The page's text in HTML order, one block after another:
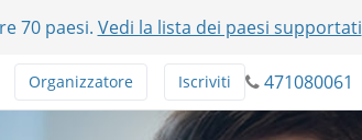
70 paesi. Vedi la lista dei paesi supportati
471080061
Iscriviti
Organizzatore